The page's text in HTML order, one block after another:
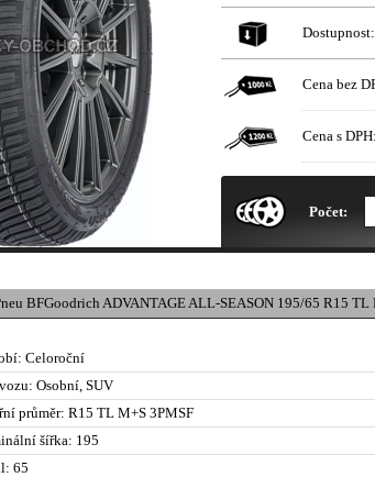
Dostupnost:
Cena bez
Cena s DPH:
Počet:
BFGoodrich ADVANTAGE ALL-SEASON 195/65 R15
Celoroční
Osobní, SUV
průměr: R15 TL M+S 3PMSF
šířka: 195
65